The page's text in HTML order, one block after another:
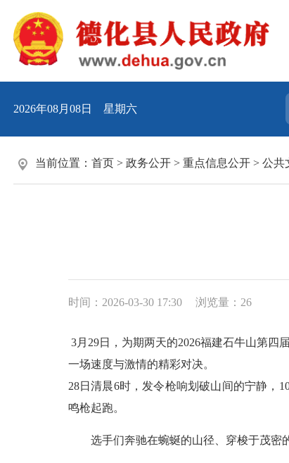
2026年08月08日 星期六
当前位置： 首页 > 政务公开 > 重点信息公开 > 公共
时间：2026-03-30 17:30 浏览量： 26
3月29日，为期两天的2026福建石牛山第四
一场速度与激情的精彩对决。
28日清晨6时，发令枪响划破山间的宁静，
鸣枪起跑。
选手们奔驰在蜿蜒的山径、穿梭于茂密